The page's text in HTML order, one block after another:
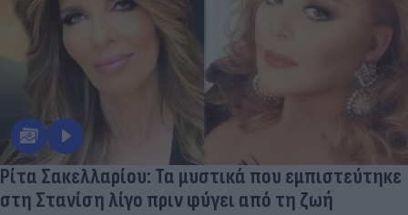
Ρίτα Σακελλαρίου: Τα μυστικά που εμπιστεύτηκε
στη Στανίση λίγο πριν φύγει από τη ζωή